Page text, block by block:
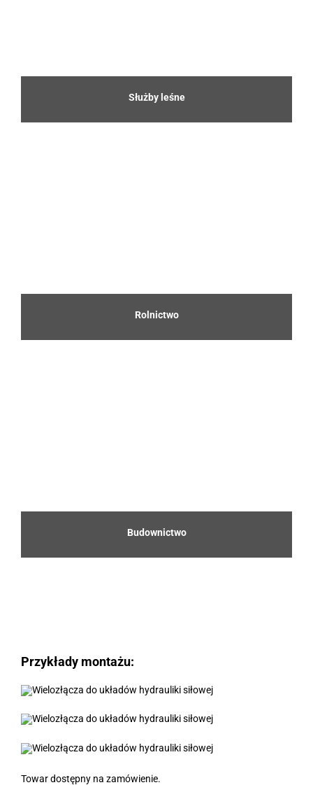
Służby leśne
Rolnictwo
Budownictwo
Przykłady montażu:
Towar dostępny na zamówienie.